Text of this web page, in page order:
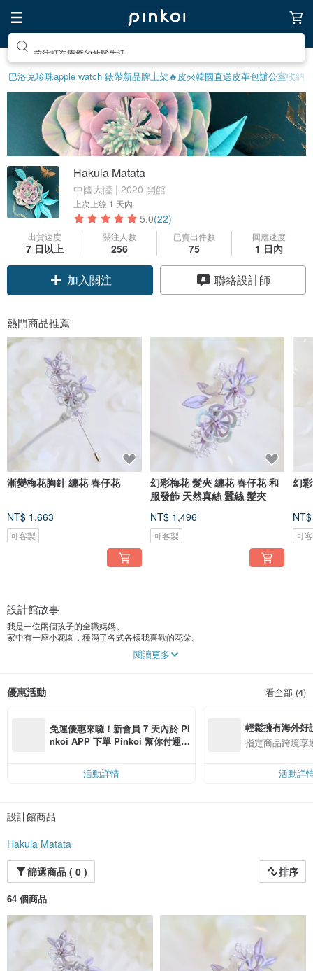
前往打造療癒的放鬆生活
巴洛克珍珠apple watch 錶帶新品牌上架🔥皮夾韓國直送皮革包辦公室收納
Hakula Matata
中國大陸 | 2020 開館
上次上線 1 天內
5.0(22)
出貨速度
7 日以上
關注人數
256
已賣出件數
75
回應速度
1 日內
加入關注 聯絡設計師
熱門商品推薦
漸變梅花胸針 纏花 春仔花
NT$ 1,663
可客製
幻彩梅花 髮夾 纏花 春仔花 和
服發飾 天然真絲 蠶絲 髮夾
NT$ 1,496
可客製
幻
可
設計館故事
我是一位兩個孩子的全職媽媽。
家中有一座小花園，種滿了各式各樣我喜歡的花朵。
平日喜歡透過傳統手藝，表達自己對花的不同理解，
閱讀更多
優惠活動 看全部 (4)
免運優惠來囉！新會員 7 天內於 Pi
nkoi APP 下單 Pinkoi 幫你付運
活動詳情
輕鬆擁有海外好
指定商品跨境享
活動詳
設計館商品
Hakula Matata
篩選商品 ( 0 )
排序
64 個商品